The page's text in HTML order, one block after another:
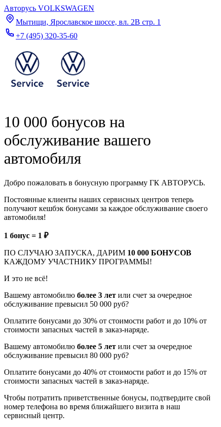
Авторусь VOLKSWAGEN
Мытищи, Ярославское шоссе, вл. 2В стр. 1
+7 (495) 320-35-60
10 000 бонусов на
обслуживание вашего
автомобиля
Добро пожаловать в бонусную программу ГК АВТОРУСЬ.
Постоянные клиенты наших сервисных центров теперь
получают кешбэк бонусами за каждое обслуживание своего
автомобиля!
1 бонус = 1 ₽
ПО СЛУЧАЮ ЗАПУСКА, ДАРИМ 10 000 БОНУСОВ
КАЖДОМУ УЧАСТНИКУ ПРОГРАММЫ!
И это не всё!
Вашему автомобилю более 3 лет или счет за очередное
обслуживание превысил 50 000 руб?
Оплатите бонусами до 30% от стоимости работ и до 10% от
стоимости запасных частей в заказ-наряде.
Вашему автомобилю более 5 лет или счет за очередное
обслуживание превысил 80 000 руб?
Оплатите бонусами до 40% от стоимости работ и до 15% от
стоимости запасных частей в заказ-наряде.
Чтобы потратить приветственные бонусы, подтвердите свой
номер телефона во время ближайшего визита в наш
сервисный центр.